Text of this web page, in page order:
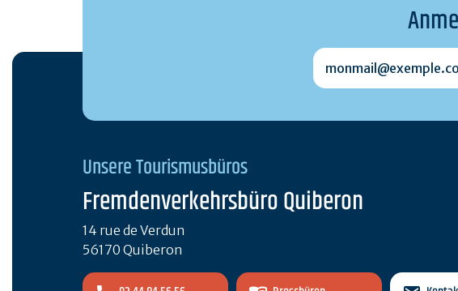
Unsere Tourismusbüros
Fremdenverkehrsbüro Quiberon
14 rue de Verdun
56170 Quiberon